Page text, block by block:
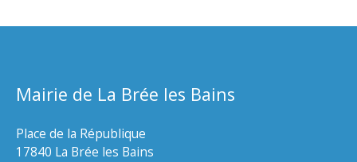
Mairie de La Brée les Bains
Place de la République
17840 La Brée les Bains